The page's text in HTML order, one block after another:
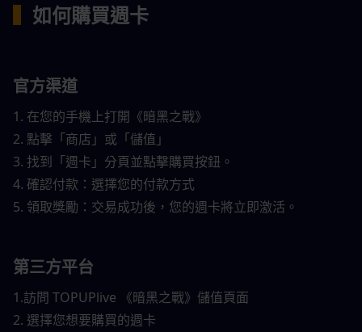
如何購買週卡
官方渠道
1. 在您的手機上打開《暗黑之戰》
2. 點擊「商店」或「儲值」
3. 找到「週卡」分頁並點擊購買按鈕。
4. 確認付款：選擇您的付款方式
5. 領取獎勵：交易成功後，您的週卡將立即激活。
第三方平台
1.訪問 TOPUPlive 《暗黑之戰》儲值頁面
2. 選擇您想要購買的週卡